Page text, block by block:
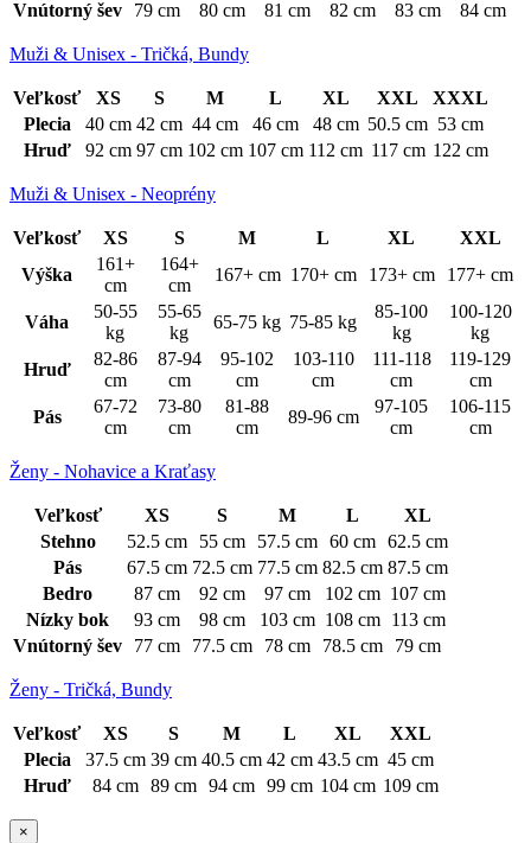
Vnútorný šev
79 cm 80 cm 81 cm 82 cm 83 cm 84 cm
Muži & Unisex - Tričká, Bundy
Veľkosť XS S M L XL XXL
XXXL
Plecia
40 cm 42 cm 44 cm 46 cm 48 cm 50.5 cm 53 cm
Hruď
92 cm 97 cm 102 cm 107 cm 112 cm 117 cm 122 cm
Muži & Unisex - Neoprény
Veľkosť XS S M L XL
XXL
Výška
161+
cm
164+
cm
167+ cm 170+ cm 173+ cm 177+ cm
Váha
50-55
kg
55-65
kg
65-75 kg 75-85 kg
85-100
kg
100-120
kg
Hruď
82-86
cm
87-94
cm
95-102
cm
103-110
cm
111-118
cm
119-129
cm
Pás
67-72
cm
73-80
cm
81-88
cm
89-96 cm
97-105
cm
106-115
cm
Ženy - Nohavice a Kraťasy
Veľkosť XS S M L
XL
Stehno
52.5 cm 55 cm 57.5 cm 60 cm 62.5 cm
Pás
67.5 cm 72.5 cm 77.5 cm 82.5 cm 87.5 cm
Bedro
87 cm 92 cm 97 cm 102 cm 107 cm
Nízky bok
93 cm 98 cm 103 cm 108 cm 113 cm
Vnútorný šev
77 cm 77.5 cm 78 cm 78.5 cm 79 cm
Ženy - Tričká, Bundy
Veľkosť XS S M L XL
XXL
Plecia
37.5 cm 39 cm 40.5 cm 42 cm 43.5 cm 45 cm
Hruď
84 cm 89 cm 94 cm 99 cm 104 cm 109 cm
×